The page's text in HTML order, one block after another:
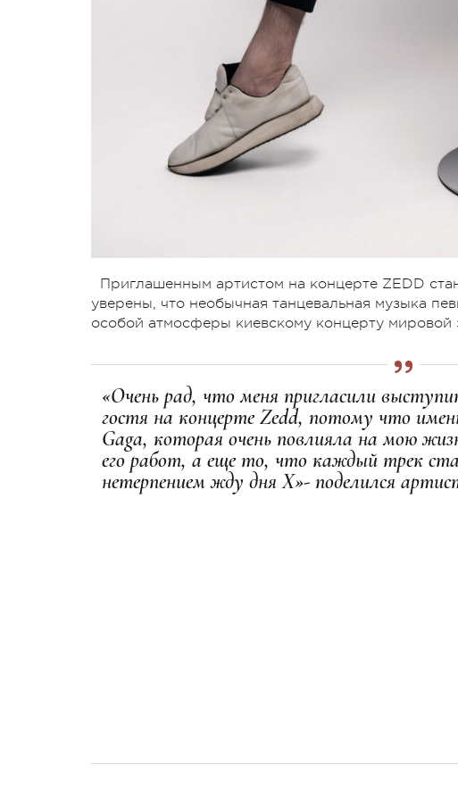
Приглашенным артистом на концерте ZEDD
уверены, что необычная танцевальная музыка
особой атмосферы киевскому концерту мировой
«Очень рад, что меня пригласили
гостя на концерте Zedd, потому что
Gagа, которая очень повлияла на мою
его работ, а еще то, что каждый трек
нетерпением жду дня Х»- поделился